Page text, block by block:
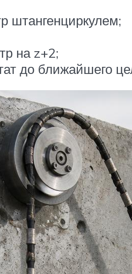
штангенциркулем;
на z+2;
до ближайшего